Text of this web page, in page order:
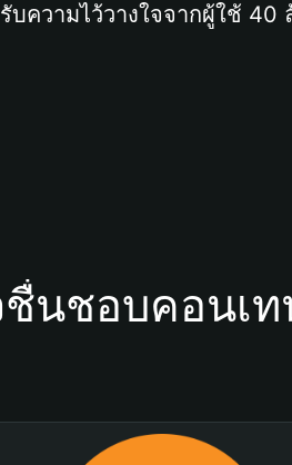
ความไว้วางใจจากผู้ใช้ 40
นชอบคอนเท